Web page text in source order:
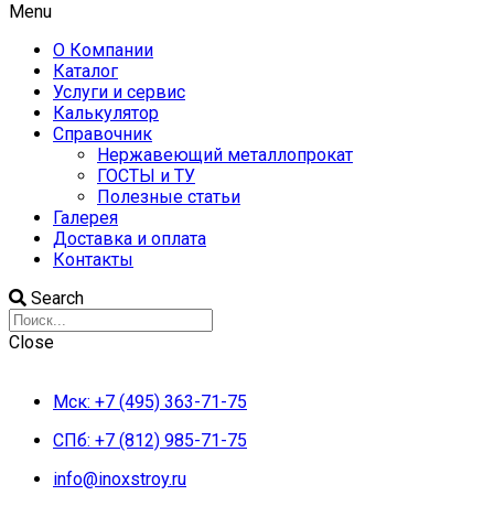
Menu
О Компании
Каталог
Услуги и сервис
Калькулятор
Справочник
Нержавеющий металлопрокат
ГОСТЫ и ТУ
Полезные статьи
Галерея
Доставка и оплата
Контакты
Search
Close
Мск: +7 (495) 363-71-75
СПб: +7 (812) 985-71-75
info@inoxstroy.ru